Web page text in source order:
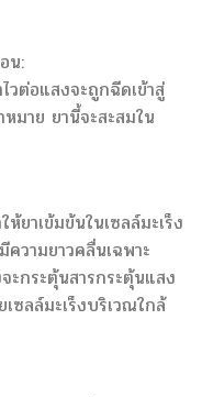
น:
วต่อแสงจะถูกฉีดเข้าสู่
มาย ยานี้จะสะสมใน
ยาเข้มข้นในเซลล์มะเร็ง
วามยาวคลื่นเฉพาะ
ะกระตุ้นสารกระตุ้นแสง
ซลล์มะเร็งบริเวณใกล้